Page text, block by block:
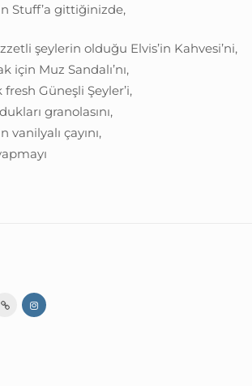
Stuff’a gittiğinizde,
şeylerin olduğu Elvis’in Kahvesi’ni,
Muz Sandalı’nı,
Güneşli Şeyler’i,
granolasını,
vanilyalı çayını,